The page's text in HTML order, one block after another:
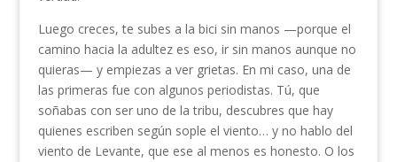
Luego creces, te subes a la bici sin manos —porque el
camino hacia la adultez es eso, ir sin manos aunque no
quieras— y empiezas a ver grietas. En mi caso, una de
las primeras fue con algunos periodistas. Tú, que
soñabas con ser uno de la tribu, descubres que hay
quienes escriben según sople el viento… y no hablo del
viento de Levante, que ese al menos es honesto. O los